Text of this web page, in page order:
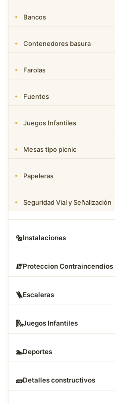
Bancos
Contenedores basura
Farolas
Fuentes
Juegos Infantiles
Mesas tipo picnic
Papeleras
Seguridad Vial y Señalización
🔩Instalaciones
🧯Proteccion Contraincendios
🪜Escaleras
🛝Juegos Infantiles
🏊Deportes
🧱Detalles constructivos